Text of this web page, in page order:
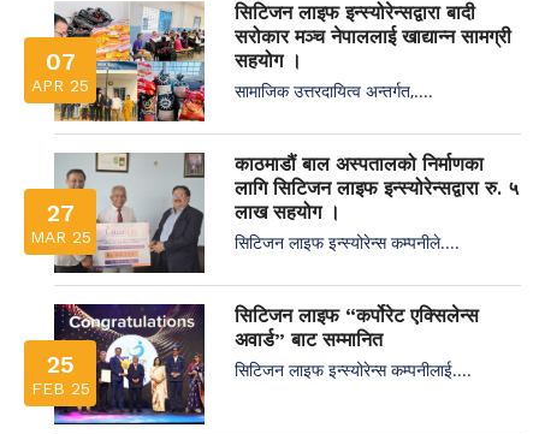
07
APR 25
सिटिजन लाइफ इन्स्योरेन्सद्वारा बादी
सरोकार मञ्च नेपाललाई खाद्यान्न सामग्री
सहयोग ।
सामाजिक उत्तरदायित्व अन्तर्गत,....
27
MAR 25
काठमाडौं बाल अस्पतालको निर्माणका
लागि सिटिजन लाइफ इन्स्योरेन्सद्वारा रु. ५
लाख सहयोग ।
सिटिजन लाइफ इन्स्योरेन्स कम्पनीले....
25
FEB 25
सिटिजन लाइफ “कर्पोरेट एक्सिलेन्स
अवार्ड” बाट सम्मानित
सिटिजन लाइफ इन्स्योरेन्स कम्पनीलाई....